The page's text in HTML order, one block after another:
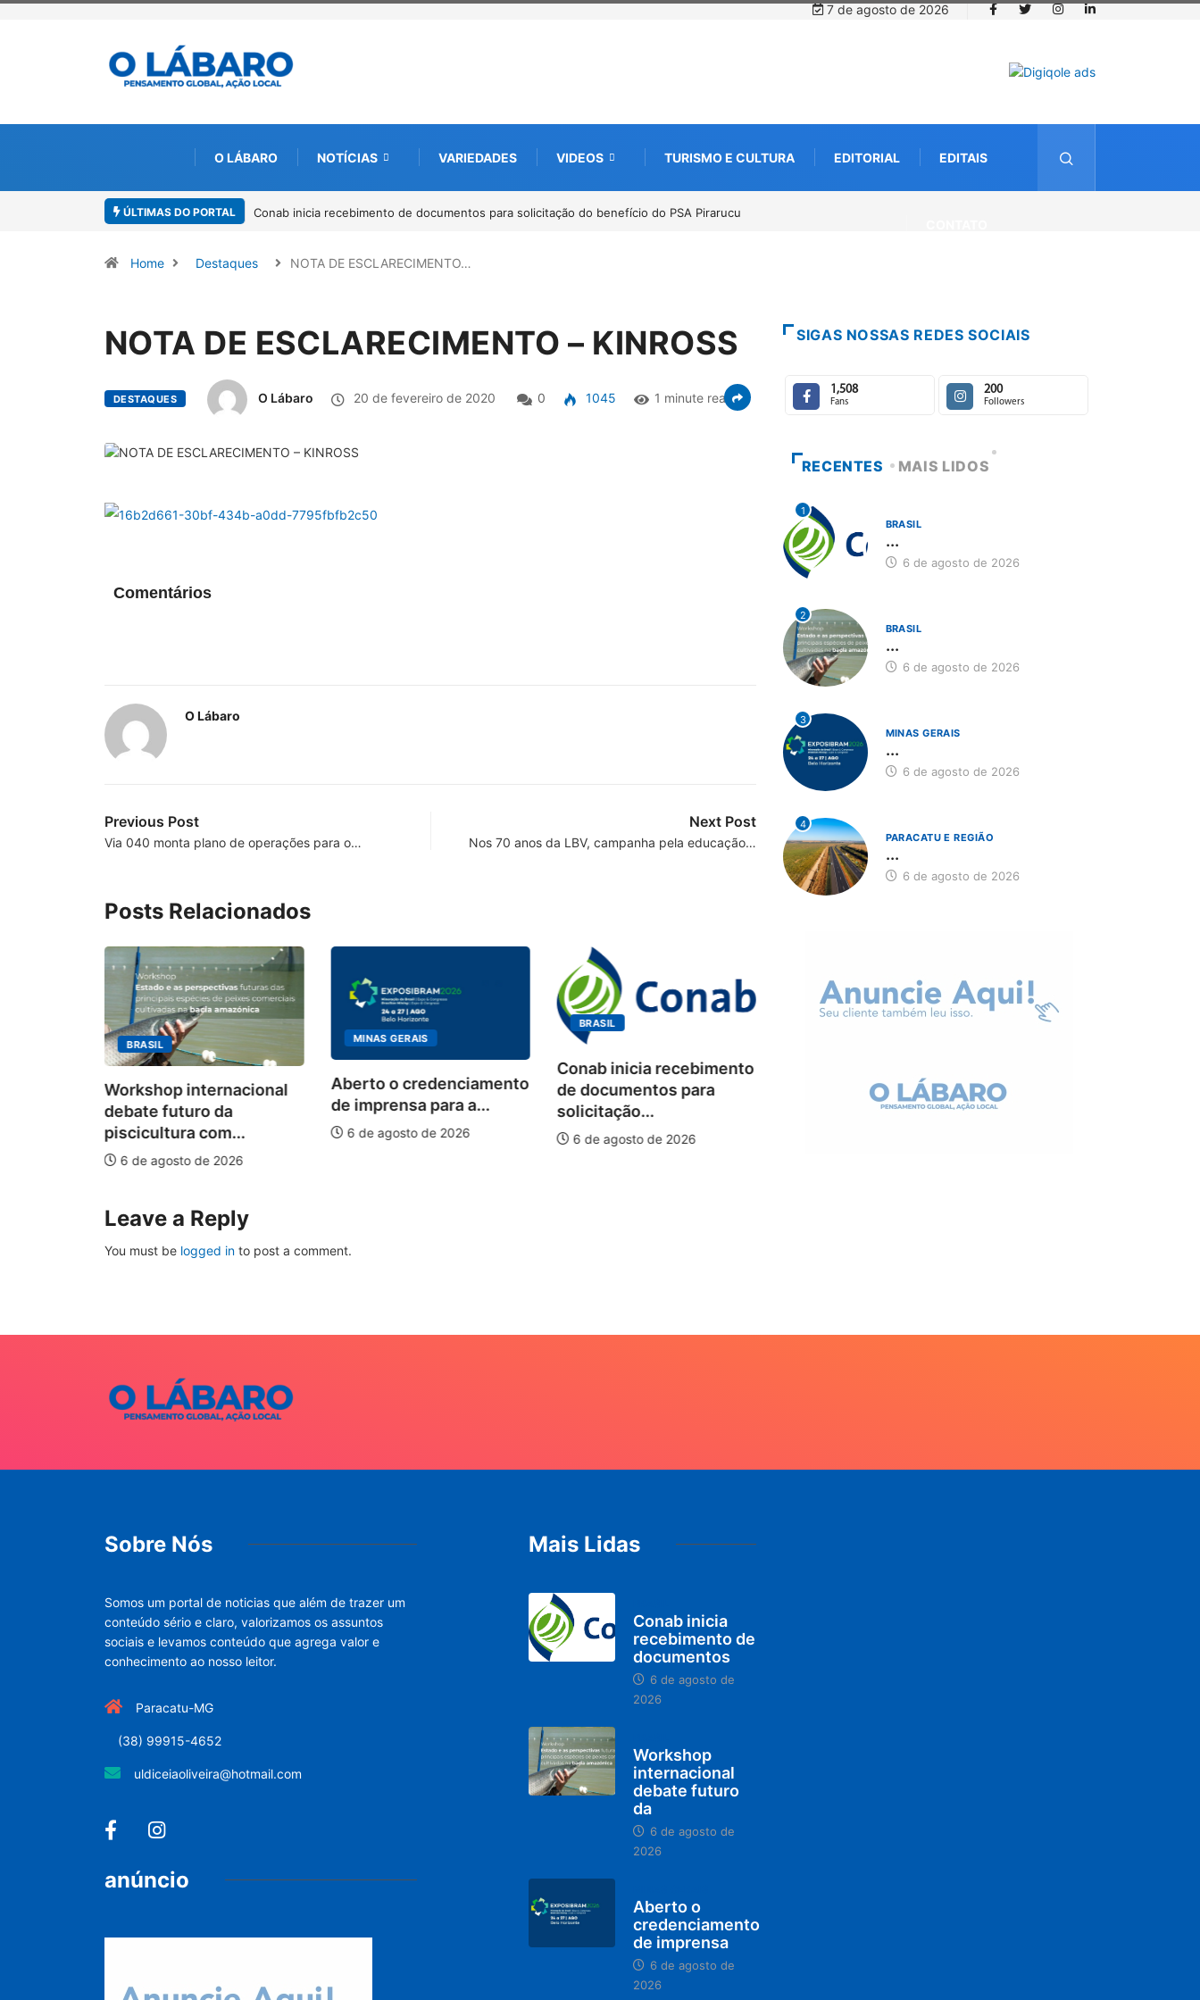
7 de agosto de 2026
O LÁBARO NOTÍCIAS VARIEDADES VIDEOS TURISMO E CULTURA EDITORIAL EDITAIS
ÚLTIMAS DO PORTAL Conab inicia recebimento de documentos para solicitação do benefício do PSA Pirarucu
Home Destaques NOTA DE ESCLARECIMENTO…
NOTA DE ESCLARECIMENTO – KINROSS
DESTAQUES O Lábaro 20 de fevereiro de 2020 0 1045 1 minute read
Comentários
O Lábaro
Previous Post
Via 040 monta plano de operações para o…
Next Post
Nos 70 anos da LBV, campanha pela educação…
Posts Relacionados
BRASIL
Workshop internacional
debate futuro da
piscicultura com...
6 de agosto de 2026
MINAS GERAIS
Aberto o credenciamento
de imprensa para a...
6 de agosto de 2026
BRASIL
Conab inicia recebimento
de documentos para
solicitação...
6 de agosto de 2026
Workshop internacional
debate futuro da
Leave a Reply
You must be logged in to post a comment.
SIGAS NOSSAS REDES SOCIAIS
1,508
Fans
200
Followers
RECENTES MAIS LIDOS
1
BRASIL
...
6 de agosto de 2026
2
BRASIL
...
6 de agosto de 2026
3
MINAS GERAIS
...
6 de agosto de 2026
4
PARACATU E REGIÃO
...
6 de agosto de 2026
Sobre Nós
Somos um portal de noticias que além de trazer um
conteúdo sério e claro, valorizamos os assuntos
sociais e levamos conteúdo que agrega valor e
conhecimento ao nosso leitor.
Paracatu-MG
(38) 99915-4652
uldiceiaoliveira@hotmail.com
anúncio
Mais Lidas
Conab inicia
recebimento de
documentos
6 de agosto de
2026
Workshop
internacional
debate futuro
da
6 de agosto de
2026
Aberto o
credenciamento
de imprensa
6 de agosto de
2026